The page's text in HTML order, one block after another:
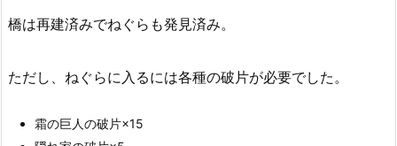
橋は再建済みでねぐらも発見済み。
ただし、ねぐらに入るには各種の破片が必要でした。
霜の巨人の破片×15